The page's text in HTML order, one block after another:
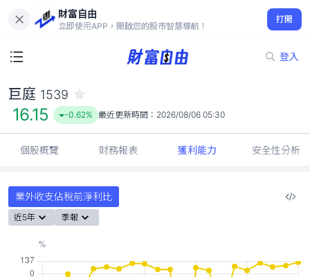
財富自由
立即使用APP，開啟您的股市智慧導航！
打開
登入
16.15
-0.62%
巨庭 1539
16.15 -0.62% 最近更新時間： 2026/08/06 05:30
個股概覽 財務報表 獲利能力 安全性分析
業外收支佔稅前淨利比
近5年 季報